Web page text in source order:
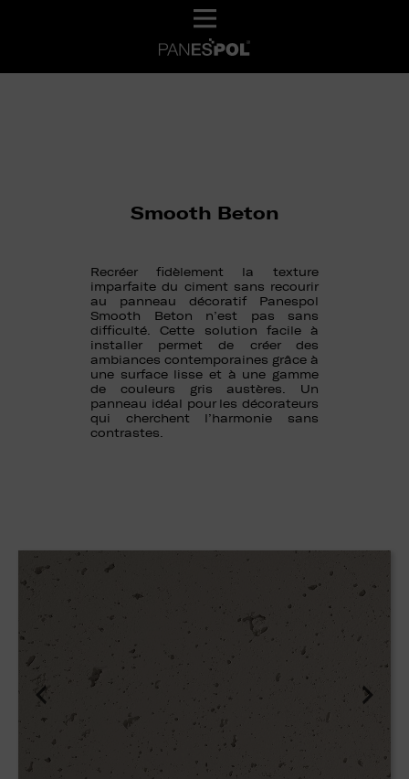
Smooth Beton
Recréer fidèlement la texture
imparfaite du ciment sans recourir
au panneau décoratif Panespol
Smooth Beton n’est pas sans
difficulté. Cette solution facile à
installer permet de créer des
ambiances contemporaines grâce à
une surface lisse et à une gamme
de couleurs gris austères. Un
panneau idéal pour les décorateurs
qui cherchent l’harmonie sans
contrastes.